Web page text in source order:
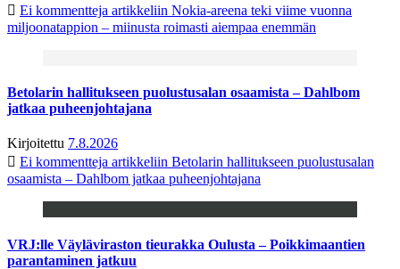
Ei kommentteja artikkeliin Nokia-areena teki viime vuonna
miljoonatappion – miinusta roimasti aiempaa enemmän
Betolarin hallitukseen puolustusalan osaamista – Dahlbom
jatkaa puheenjohtajana
Kirjoitettu 7.8.2026
Ei kommentteja artikkeliin Betolarin hallitukseen puolustusalan
osaamista – Dahlbom jatkaa puheenjohtajana
VRJ:lle Väyläviraston tieurakka Oulusta – Poikkimaantien
parantaminen jatkuu